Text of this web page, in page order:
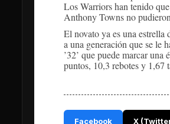
Los Warriors han tenido
Anthony Towns no
El novato ya es una estrella
a una generación que se le
’32’ que puede marcar
puntos, 10,3 rebotes y 1,67
Facebook X